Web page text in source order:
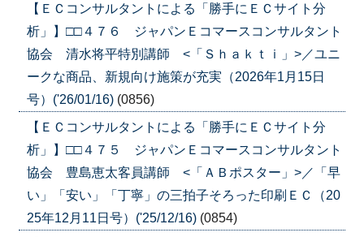
【ＥＣコンサルタントによる「勝手にＥＣサイト分
析」】□□４７６ ジャパンＥコマースコンサルタント
協会 清水将平特別講師 <「Ｓｈａｋｔｉ」>／ユニ
ークな商品、新規向け施策が充実（2026年1月15日
号）('26/01/16) (0856)
【ＥＣコンサルタントによる「勝手にＥＣサイト分
析」】□□４７５ ジャパンＥコマースコンサルタント
協会 豊島恵太客員講師 <「ＡＢポスター」>／「早
い」「安い」「丁寧」の三拍子そろった印刷ＥＣ（20
25年12月11日号）('25/12/16) (0854)